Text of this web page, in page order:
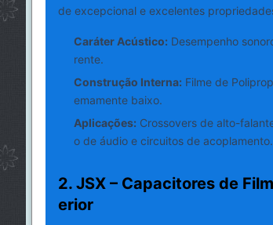
de excepcional e excelentes
Caráter Acústico: Desempenho
rente.
Construção Interna: Filme de
emamente baixo.
Aplicações: Crossovers de alto-
o de áudio e circuitos de acoplamento.
2. JSX – Capacitores de
erior